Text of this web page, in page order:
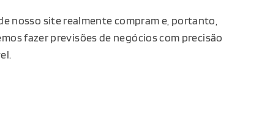
nosso site realmente compram e, portanto,
fazer previsões de negócios com precisão